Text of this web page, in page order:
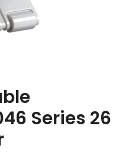
Series 26